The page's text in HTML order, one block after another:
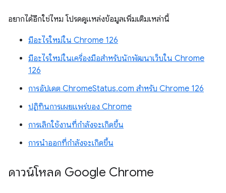
อยากได้อีกใช่ไหม โปรดดูแหล่งข้อมูลเพิ่มเติมเหล่านี้
มีอะไรใหม่ใน Chrome 126
มีอะไรใหม่ในเครื่องมือสำหรับนักพัฒนาเว็บใน Chrome
126
การอัปเดต ChromeStatus.com สำหรับ Chrome 126
ปฏิทินการเผยแพร่ของ Chrome
การเลิกใช้งานที่กำลังจะเกิดขึ้น
การนำออกที่กำลังจะเกิดขึ้น
ดาวน์โหลด Google Chrome